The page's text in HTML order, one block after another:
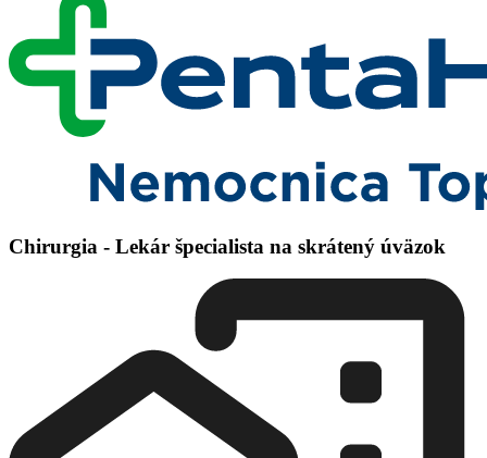
Chirurgia - Lekár špecialista na skrátený úväzok